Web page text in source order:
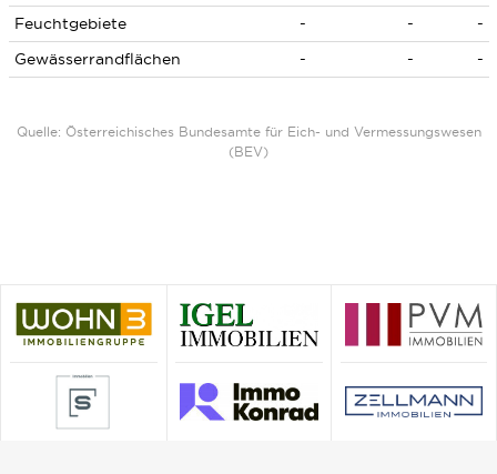
Feuchtgebiete
- -
-
Gewässerrandflächen
- - -
Quelle: Österreichisches Bundesamte für Eich- und Vermessungswesen
(BEV)